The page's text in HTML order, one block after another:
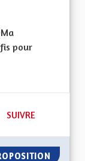
pour
52 ABONNÉS
SUIVRE
UNE